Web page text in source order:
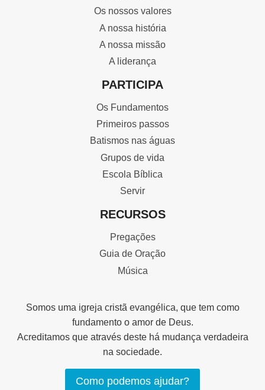
Os nossos valores
A nossa história
A nossa missão
A liderança
PARTICIPA
Os Fundamentos
Primeiros passos
Batismos nas águas
Grupos de vida
Escola Bíblica
Servir
RECURSOS
Pregações
Guia de Oração
Música
Somos uma igreja cristã evangélica, que tem como
fundamento o amor de Deus.
Acreditamos que através deste há mudança verdadeira
na sociedade.
Como podemos ajudar?